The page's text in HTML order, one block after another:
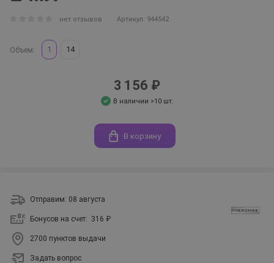
нет отзывов Артикул: 944542
Объем: 1 14
3 156 ₽
В наличии >10 шт.
В корзину
Отправим: 08 августа
Бонусов на счет: 316 ₽
2700 пунктов выдачи
Задать вопрос